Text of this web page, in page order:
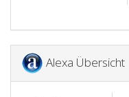
Alexa Übersicht